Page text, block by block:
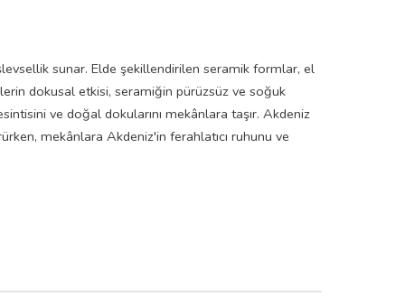
sunar. Elde şekillendirilen seramik formlar, el
dokusal etkisi, seramiğin pürüzsüz ve soğuk
ve doğal dokularını mekânlara taşır. Akdeniz
mekânlara Akdeniz'in ferahlatıcı ruhunu ve